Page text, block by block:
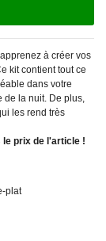
à créer vos
kit contient tout ce
dans votre
la nuit. De plus,
les rend très
le prix de l'article !
plat